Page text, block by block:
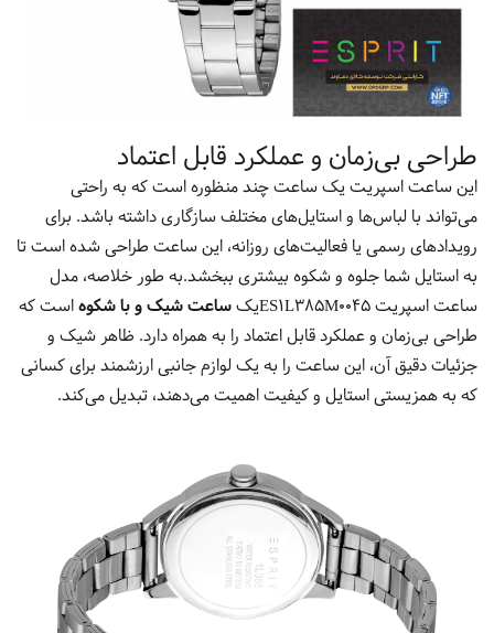
طراحی بی‌زمان و عملکرد قابل اعتماد
این ساعت اسپریت یک ساعت چند منظوره است که به راحتی
می‌تواند با لباس‌ها و استایل‌های مختلف سازگاری داشته باشد. برای
رویدادهای رسمی یا فعالیت‌های روزانه، این ساعت طراحی شده است تا
به استایل شما جلوه و شکوه بیشتری ببخشد.به طور خلاصه، مدل
ساعت اسپریت ES1L385M0045یک
ساعت شیک و با شکوهاست که
طراحی بی‌زمان و عملکرد قابل اعتماد را به همراه دارد. ظاهر شیک و
جزئیات دقیق آن، این ساعت را به یک لوازم جانبی ارزشمند برای کسانی
که به همزیستی استایل و کیفیت اهمیت می‌دهند، تبدیل می‌کند.